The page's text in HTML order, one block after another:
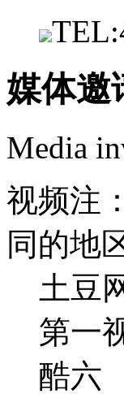
媒体邀
Media
视频注
同的地
土豆
第一
酷六